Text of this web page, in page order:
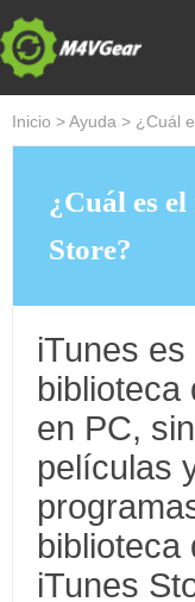
Inicio >Ayuda > ¿Cuál
¿Cuál es
Store?
iTunes
biblioteca
en PC,
películas
biblioteca
iTunes